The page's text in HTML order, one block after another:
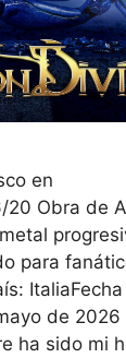
en
Obra de
para
de 2026
ha sido mi